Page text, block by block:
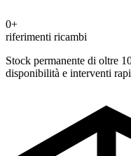
0+
riferimenti ricambi
Stock permanente di oltre
disponibilità e interventi